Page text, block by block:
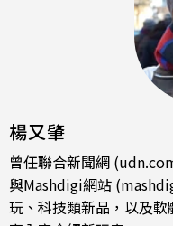
楊又肇
曾任聯合新聞網
與Mashdigi網站
玩、科技類新品，以及